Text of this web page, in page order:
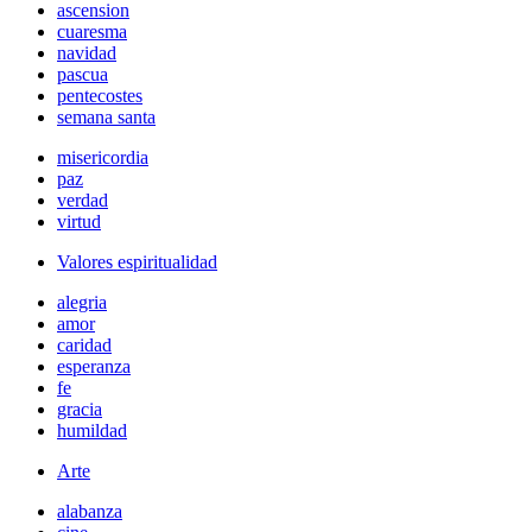
ascension
cuaresma
navidad
pascua
pentecostes
semana santa
misericordia
paz
verdad
virtud
Valores espiritualidad
alegria
amor
caridad
esperanza
fe
gracia
humildad
Arte
alabanza